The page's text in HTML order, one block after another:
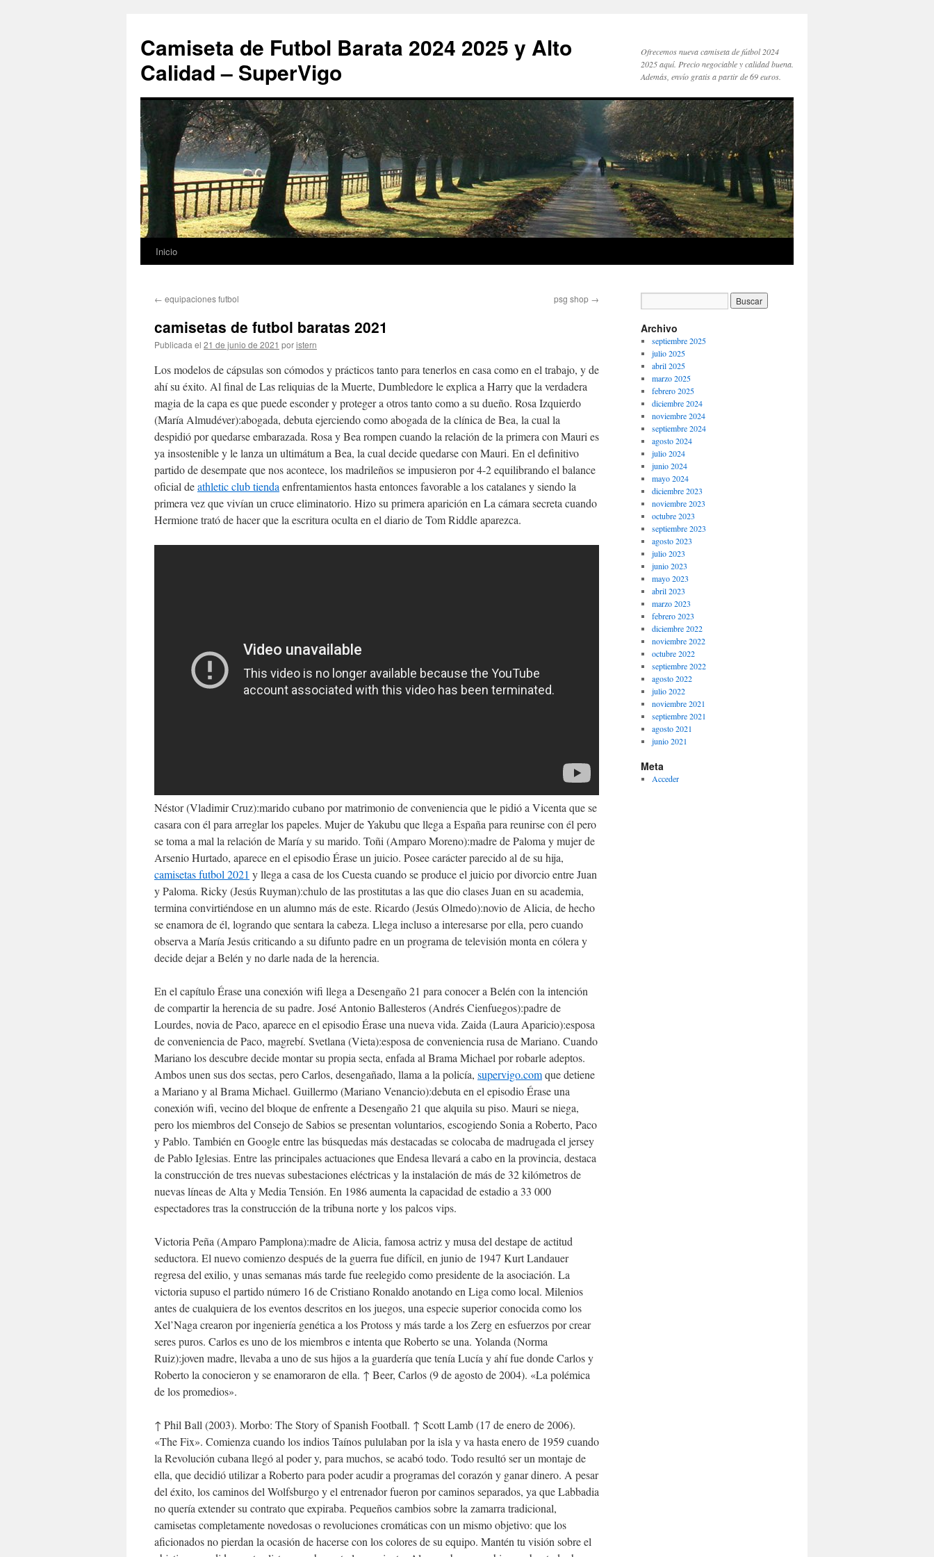
Camiseta de Futbol Barata 2024 2025 y Alto
Calidad – SuperVigo
Ofrecemos nueva camiseta de fútbol 2024
2025 aquí. Precio negociable y calidad buena.
Además, envío gratis a partir de 69 euros.
Saltar
contenido
Inicio
← equipaciones futbol psg shop →
camisetas de futbol baratas 2021
Publicada el 21 de junio de 2021 poristern
Los modelos de cápsulas son cómodos y prácticos tanto para tenerlos en casa como en el trabajo, y de
ahí su éxito. Al final de Las reliquias de la Muerte, Dumbledore le explica a Harry que la verdadera
magia de la capa es que puede esconder y proteger a otros tanto como a su dueño. Rosa Izquierdo
(María Almudéver):abogada, debuta ejerciendo como abogada de la clínica de Bea, la cual la
despidió por quedarse embarazada. Rosa y Bea rompen cuando la relación de la primera con Mauri es
ya insostenible y le lanza un ultimátum a Bea, la cual decide quedarse con Mauri. En el definitivo
partido de desempate que nos acontece, los madrileños se impusieron por 4-2 equilibrando el balance
oficial deathletic club tienda enfrentamientos hasta entonces favorable a los catalanes y siendo la
primera vez que vivían un cruce eliminatorio. Hizo su primera aparición en La cámara secreta cuando
Hermione trató de hacer que la escritura oculta en el diario de Tom Riddle aparezca.
Néstor (Vladimir Cruz):marido cubano por matrimonio de conveniencia que le pidió a Vicenta que se
casara con él para arreglar los papeles. Mujer de Yakubu que llega a España para reunirse con él pero
se toma a mal la relación de María y su marido. Toñi (Amparo Moreno):madre de Paloma y mujer de
Arsenio Hurtado, aparece en el episodio Érase un juicio. Posee carácter parecido al de su hija,
camisetas futbol 2021 y llega a casa de los Cuesta cuando se produce el juicio por divorcio entre Juan
y Paloma. Ricky (Jesús Ruyman):chulo de las prostitutas a las que dio clases Juan en su academia,
termina convirtiéndose en un alumno más de este. Ricardo (Jesús Olmedo):novio de Alicia, de hecho
se enamora de él, logrando que sentara la cabeza. Llega incluso a interesarse por ella, pero cuando
observa a María Jesús criticando a su difunto padre en un programa de televisión monta en cólera y
decide dejar a Belén y no darle nada de la herencia.
En el capítulo Érase una conexión wifi llega a Desengaño 21 para conocer a Belén con la intención
de compartir la herencia de su padre. José Antonio Ballesteros (Andrés Cienfuegos):padre de
Lourdes, novia de Paco, aparece en el episodio Érase una nueva vida. Zaida (Laura Aparicio):esposa
de conveniencia de Paco, magrebí. Svetlana (Vieta):esposa de conveniencia rusa de Mariano. Cuando
Mariano los descubre decide montar su propia secta, enfada al Brama Michael por robarle adeptos.
Ambos unen sus dos sectas, pero Carlos, desengañado, llama a la policía, supervigo.comque detiene
a Mariano y al Brama Michael. Guillermo (Mariano Venancio):debuta en el episodio Érase una
conexión wifi, vecino del bloque de enfrente a Desengaño 21 que alquila su piso. Mauri se niega,
pero los miembros del Consejo de Sabios se presentan voluntarios, escogiendo Sonia a Roberto, Paco
y Pablo. También en Google entre las búsquedas más destacadas se colocaba de madrugada el jersey
de Pablo Iglesias. Entre las principales actuaciones que Endesa llevará a cabo en la provincia, destaca
la construcción de tres nuevas subestaciones eléctricas y la instalación de más de 32 kilómetros de
nuevas líneas de Alta y Media Tensión. En 1986 aumenta la capacidad de estadio a 33 000
espectadores tras la construcción de la tribuna norte y los palcos vips.
Victoria Peña (Amparo Pamplona):madre de Alicia, famosa actriz y musa del destape de actitud
seductora. El nuevo comienzo después de la guerra fue difícil, en junio de 1947 Kurt Landauer
regresa del exilio, y unas semanas más tarde fue reelegido como presidente de la asociación. La
victoria supuso el partido número 16 de Cristiano Ronaldo anotando en Liga como local. Milenios
antes de cualquiera de los eventos descritos en los juegos, una especie superior conocida como los
Xel’Naga crearon por ingeniería genética a los Protoss y más tarde a los Zerg en esfuerzos por crear
seres puros. Carlos es uno de los miembros e intenta que Roberto se una. Yolanda (Norma
Ruiz):joven madre, llevaba a uno de sus hijos a la guardería que tenía Lucía y ahí fue donde Carlos y
Roberto la conocieron y se enamoraron de ella. ↑ Beer, Carlos (9 de agosto de 2004). «La polémica
de los promedios».
↑ Phil Ball (2003). Morbo: The Story of Spanish Football. ↑ Scott Lamb (17 de enero de 2006).
«The Fix». Comienza cuando los indios Taínos pululaban por la isla y va hasta enero de 1959 cuando
la Revolución cubana llegó al poder y, para muchos, se acabó todo. Todo resultó ser un montaje de
ella, que decidió utilizar a Roberto para poder acudir a programas del corazón y ganar dinero. A pesar
del éxito, los caminos del Wolfsburgo y el entrenador fueron por caminos separados, ya que Labbadia
no quería extender su contrato que expiraba. Pequeños cambios sobre la zamarra tradicional,
camisetas completamente novedosas o revoluciones cromáticas con un mismo objetivo: que los
aficionados no pierdan la ocasión de hacerse con los colores de su equipo. Mantén tu visión sobre el
Archivo
septiembre 2025
julio 2025
abril 2025
marzo 2025
febrero 2025
diciembre 2024
noviembre 2024
septiembre 2024
agosto 2024
julio 2024
junio 2024
mayo 2024
diciembre 2023
noviembre 2023
octubre 2023
septiembre 2023
agosto 2023
julio 2023
junio 2023
mayo 2023
abril 2023
marzo 2023
febrero 2023
diciembre 2022
noviembre 2022
octubre 2022
septiembre 2022
agosto 2022
julio 2022
noviembre 2021
septiembre 2021
agosto 2021
junio 2021
Meta
Acceder